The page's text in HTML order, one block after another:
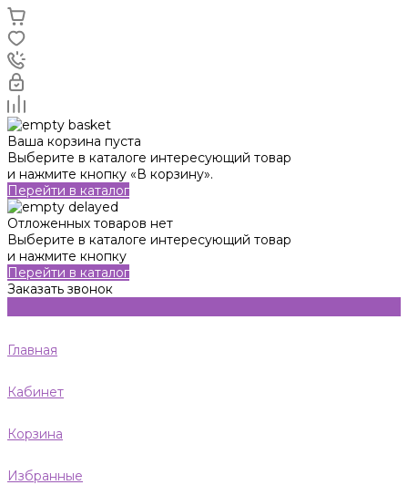
Ваша корзина пуста
Выберите в каталоге интересующий товар
и нажмите кнопку «В корзину».
Перейти в каталог
Отложенных товаров нет
Выберите в каталоге интересующий товар
и нажмите кнопку
Перейти в каталог
Заказать звонок
Главная
Кабинет
Корзина
Избранные